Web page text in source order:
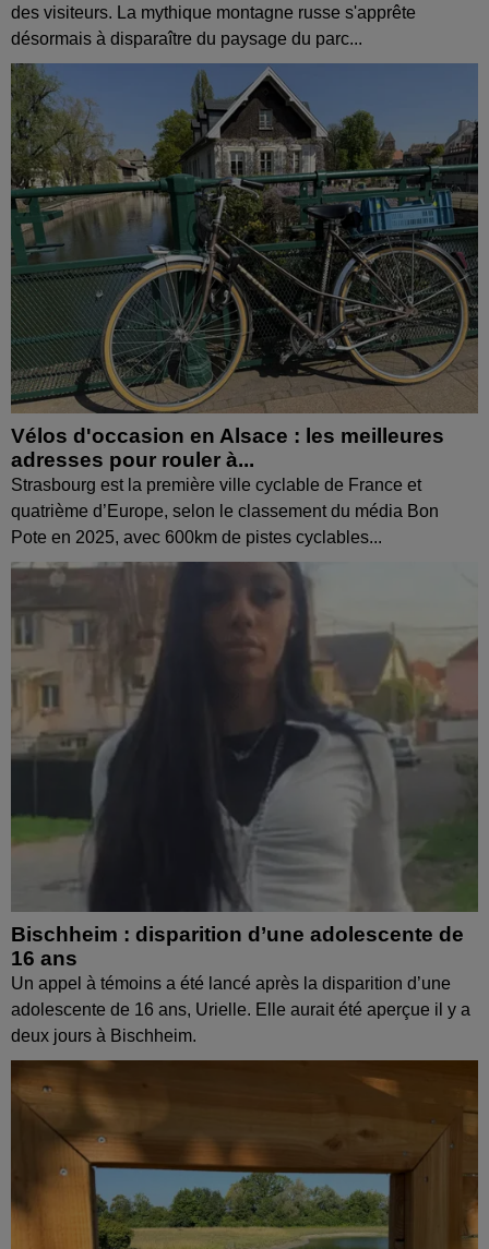
des visiteurs. La mythique montagne russe s'apprête
désormais à disparaître du paysage du parc...
Vélos d'occasion en Alsace : les meilleures
adresses pour rouler à...
Strasbourg est la première ville cyclable de France et
quatrième d’Europe, selon le classement du média Bon
Pote en 2025, avec 600km de pistes cyclables...
Bischheim : disparition d’une adolescente de
16 ans
Un appel à témoins a été lancé après la disparition d’une
adolescente de 16 ans, Urielle. Elle aurait été aperçue il y a
deux jours à Bischheim.